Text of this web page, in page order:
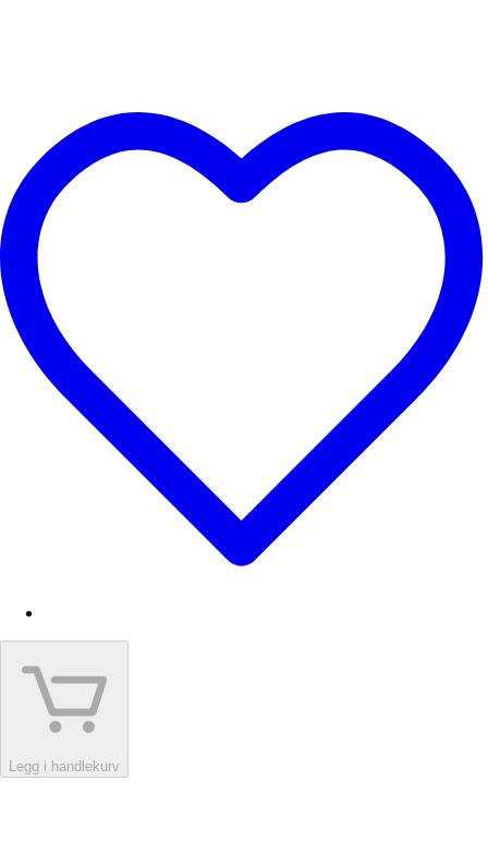
Legg i handlekurv